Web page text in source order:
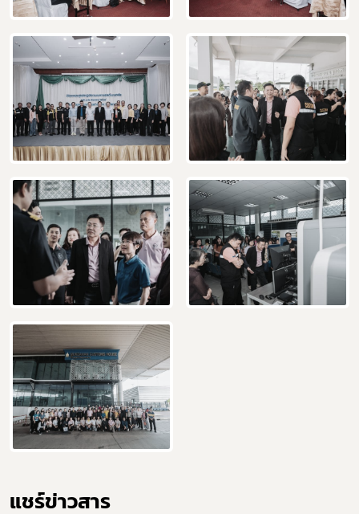
แชร์ข่าวสาร​